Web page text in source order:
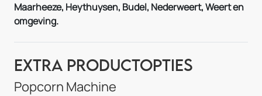
Maarheeze, Heythuysen, Budel, Nederweert, Weert en
omgeving.
Extra Productopties
Popcorn Machine